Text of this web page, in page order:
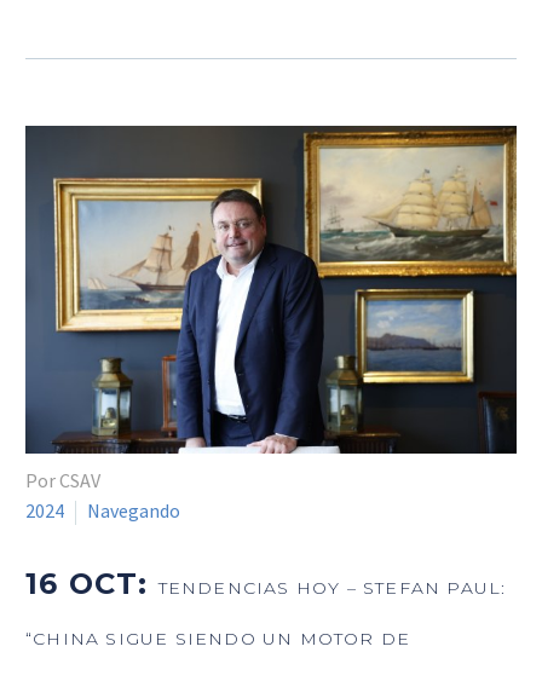
Por CSAV
2024
Navegando
16 OCT:TENDENCIAS HOY – STEFAN PAUL:
“CHINA SIGUE SIENDO UN MOTOR DE